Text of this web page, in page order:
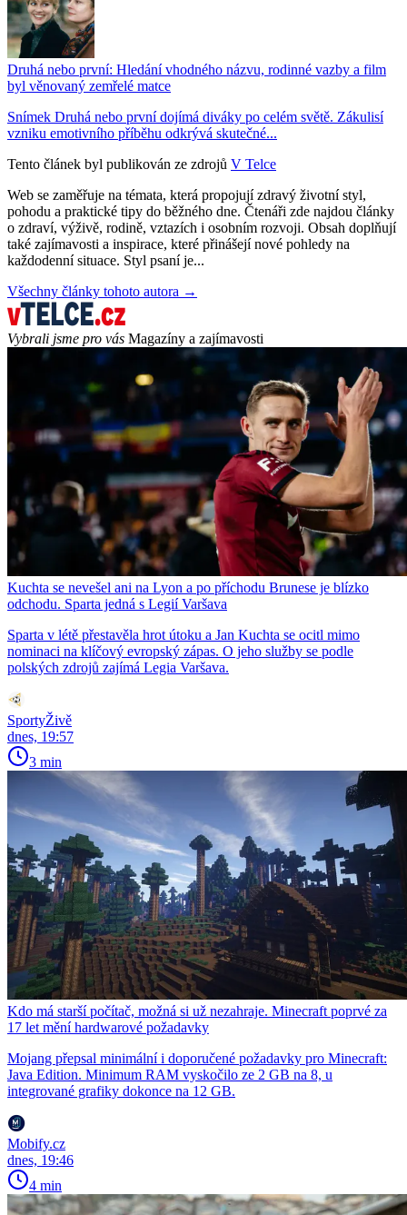
Druhá nebo první: Hledání vhodného názvu, rodinné vazby a film
byl věnovaný zemřelé matce
Snímek Druhá nebo první dojímá diváky po celém světě. Zákulisí
vzniku emotivního příběhu odkrývá skutečné...
Tento článek byl publikován ze zdrojů V Telce
Web se zaměřuje na témata, která propojují zdravý životní styl,
pohodu a praktické tipy do běžného dne. Čtenáři zde najdou články
o zdraví, výživě, rodině, vztazích i osobním rozvoji. Obsah doplňují
také zajímavosti a inspirace, které přinášejí nové pohledy na
každodenní situace. Styl psaní je...
Všechny články tohoto autora →
Vybrali jsme pro vás Magazíny a zajímavosti
Kuchta se nevešel ani na Lyon a po příchodu Brunese je blízko
odchodu. Sparta jedná s Legií Varšava
Sparta v létě přestavěla hrot útoku a Jan Kuchta se ocitl mimo
nominaci na klíčový evropský zápas. O jeho služby se podle
polských zdrojů zajímá Legia Varšava.
SportyŽivě
dnes, 19:57
3 min
Kdo má starší počítač, možná si už nezahraje. Minecraft poprvé za
17 let mění hardwarové požadavky
Mojang přepsal minimální i doporučené požadavky pro Minecraft:
Java Edition. Minimum RAM vyskočilo ze 2 GB na 8, u
integrované grafiky dokonce na 12 GB.
Mobify.cz
dnes, 19:46
4 min